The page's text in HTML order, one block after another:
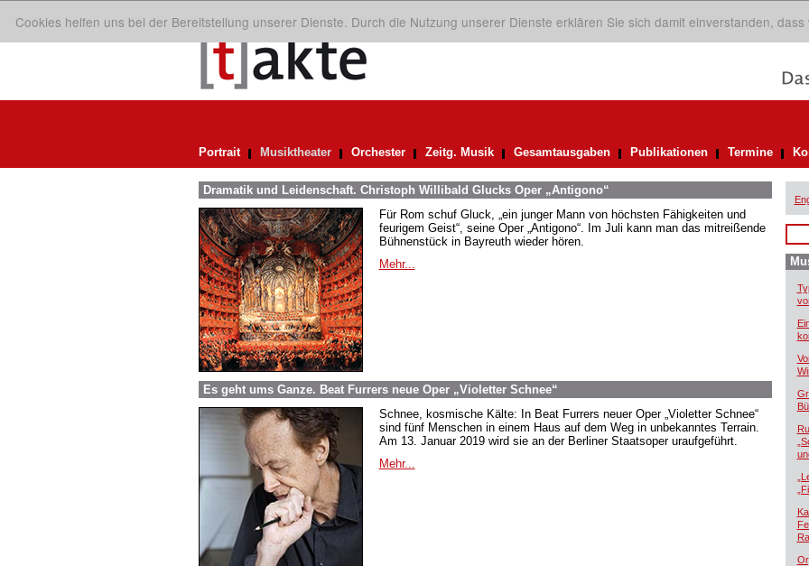
Cookies helfen uns bei der Bereitstellung unserer Dienste. Durch die Nutzung unserer Dienste erklären Sie sich damit einverstanden, dass
Portrait Musiktheater Orchester Zeitg. Musik Gesamtausgaben Publikationen Termine
Dramatik und Leidenschaft. Christoph Willibald Glucks Oper „Antigono“
Für Rom schuf Gluck, „ein junger Mann von höchsten Fähigkeiten und
feurigem Geist“, seine Oper „Antigono“. Im Juli kann man das mitreißende
Bühnenstück in Bayreuth wieder hören.
Mehr...
Es geht ums Ganze. Beat Furrers neue Oper „Violetter Schnee“
Schnee, kosmische Kälte: In Beat Furrers neuer Oper „Violetter Schnee“
sind fünf Menschen in einem Haus auf dem Weg in unbekanntes Terrain.
Am 13. Januar 2019 wird sie an der Berliner Staatsoper uraufgeführt.
Mehr...